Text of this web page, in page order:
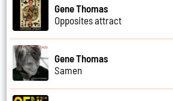
Gene Thomas
Opposites attract
Gene Thomas
Samen